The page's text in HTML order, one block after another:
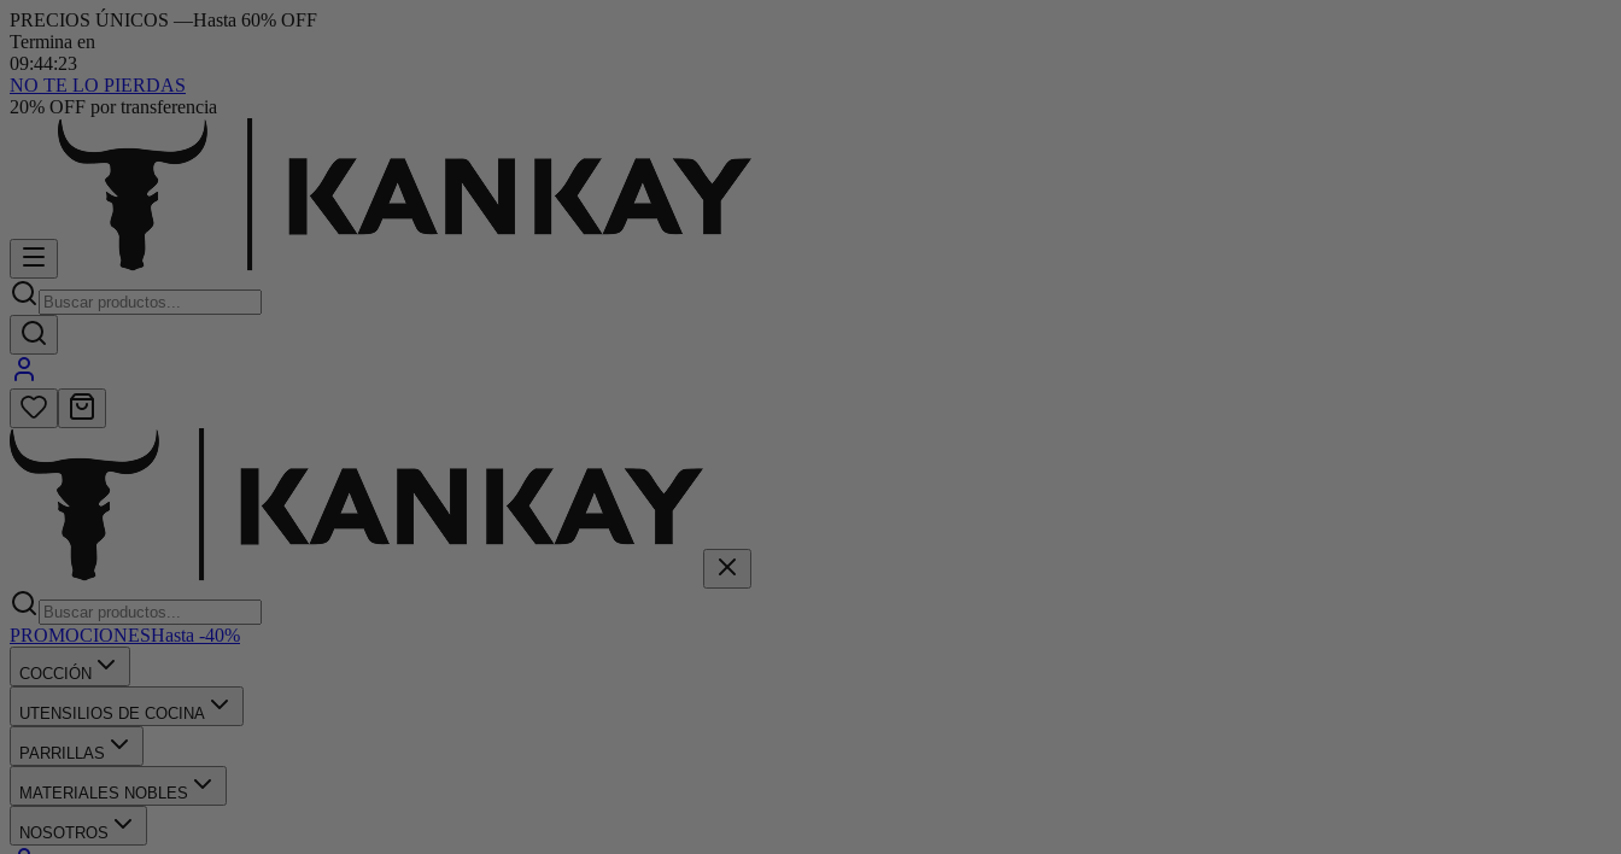
PRECIOS ÚNICOS —Hasta 60% OFF
Termina en
09:44:22
NO TE LO PIERDAS
20% OFF por transferencia
PROMOCIONESHasta -40%
COCCIÓN
UTENSILIOS DE COCINA
PARRILLAS
MATERIALES NOBLES
NOSOTROS